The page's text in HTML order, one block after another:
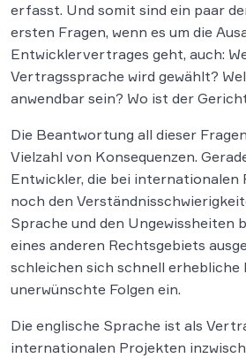
erfasst. Und somit sind ein paar
ersten Fragen, wenn es um die
Entwicklervertrages geht, auch:
Vertragssprache wird gewählt?
anwendbar sein? Wo ist der
Die Beantwortung all dieser
Vielzahl von Konsequenzen.
Entwickler, die bei internationalen
noch den
Sprache und den Ungewissheiten
eines anderen Rechtsgebiets
schleichen sich schnell erhebliche
unerwünschte Folgen ein.
Die englische Sprache ist als
internationalen Projekten